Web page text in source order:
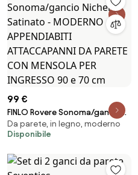
99 €
FINLO Rovere Sonoma/gancio
Nichel Satinato - MODERNO
APPENDIABITI ATTACCAPANNI DA
INGRESSO 90 e 70 cm
Da parete, in legno, moderno
Disponibile